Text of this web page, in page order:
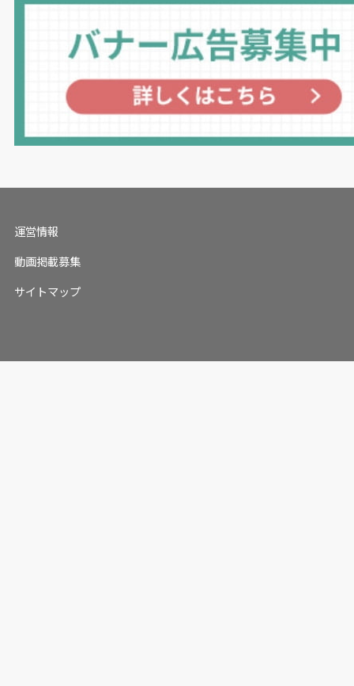
運営情報
動画掲載募集
サイトマップ